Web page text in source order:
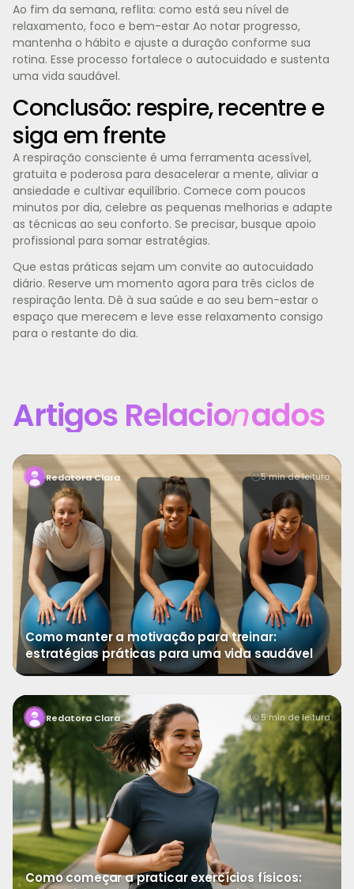
Ao fim da semana, reflita: como está seu nível de
relaxamento, foco e bem-estar Ao notar progresso,
mantenha o hábito e ajuste a duração conforme sua
rotina. Esse processo fortalece o autocuidado e sustenta
uma vida saudável.
Conclusão: respire, recentre e
siga em frente
A respiração consciente é uma ferramenta acessível,
gratuita e poderosa para desacelerar a mente, aliviar a
ansiedade e cultivar equilíbrio. Comece com poucos
minutos por dia, celebre as pequenas melhorias e adapte
as técnicas ao seu conforto. Se precisar, busque apoio
profissional para somar estratégias.
Que estas práticas sejam um convite ao autocuidado
diário. Reserve um momento agora para três ciclos de
respiração lenta. Dê à sua saúde e ao seu bem-estar o
espaço que merecem e leve esse relaxamento consigo
para o restante do dia.
Artigos Relacionados
Redatora Clara 5 min de leitura
Como manter a motivação para treinar:
estratégias práticas para uma vida saudável
Manter a motivação para treinar é um dos maiores
desafios para quem busca saúde, bem-estar e uma vid
Ver mais→
Redatora Clara 5 min de leitura
Como começar a praticar exercícios físicos:
Dar o primeiro passo rumo a uma rotina de exercícios
pode parecer desafiador, mas é uma das decisões